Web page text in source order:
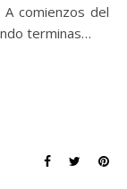
comienzos del
terminas…